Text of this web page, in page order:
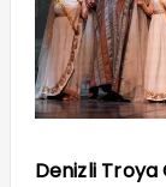
Denizli Troya